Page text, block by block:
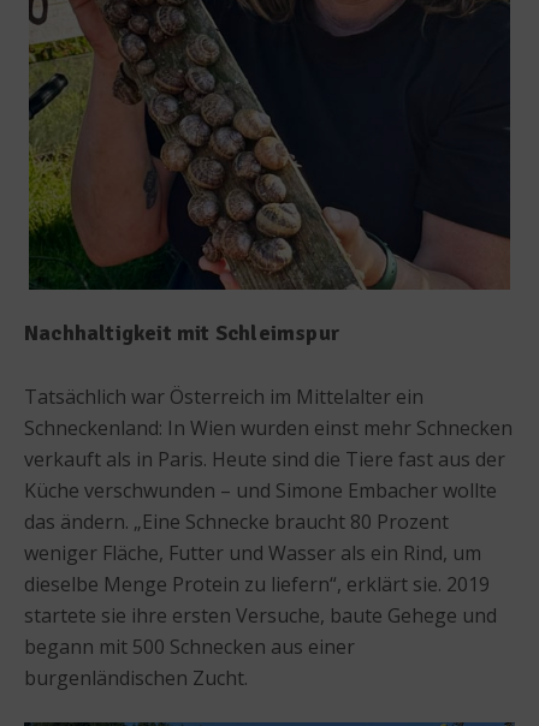
Nachhaltigkeit mit Schleimspur
Tatsächlich war Österreich im Mittelalter ein
Schneckenland: In Wien wurden einst mehr Schnecken
verkauft als in Paris. Heute sind die Tiere fast aus der
Küche verschwunden – und Simone Embacher wollte
das ändern. „Eine Schnecke braucht 80 Prozent
weniger Fläche, Futter und Wasser als ein Rind, um
dieselbe Menge Protein zu liefern“, erklärt sie. 2019
startete sie ihre ersten Versuche, baute Gehege und
begann mit 500 Schnecken aus einer
burgenländischen Zucht.